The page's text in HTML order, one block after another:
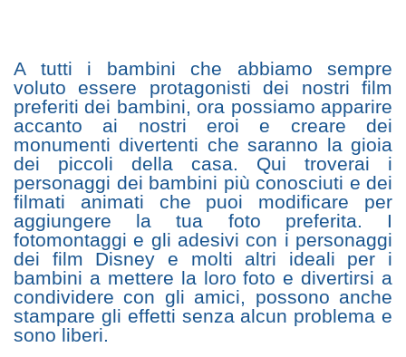
A tutti i bambini che abbiamo sempre
voluto essere protagonisti dei nostri film
preferiti dei bambini, ora possiamo apparire
accanto ai nostri eroi e creare dei
monumenti divertenti che saranno la gioia
dei piccoli della casa. Qui troverai i
personaggi dei bambini più conosciuti e dei
filmati animati che puoi modificare per
aggiungere la tua foto preferita. I
fotomontaggi e gli adesivi con i personaggi
dei film Disney e molti altri ideali per i
bambini a mettere la loro foto e divertirsi a
condividere con gli amici, possono anche
stampare gli effetti senza alcun problema e
sono liberi.